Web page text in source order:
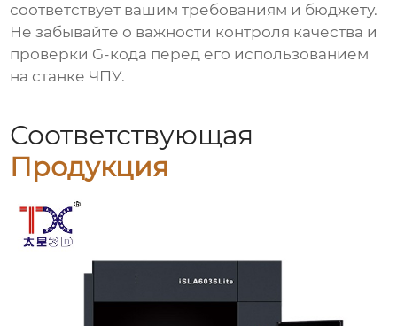
соответствует вашим требованиям и бюджету.
Не забывайте о важности контроля качества и
проверки G-кода перед его использованием
на станке ЧПУ.
Соответствующая
Продукция